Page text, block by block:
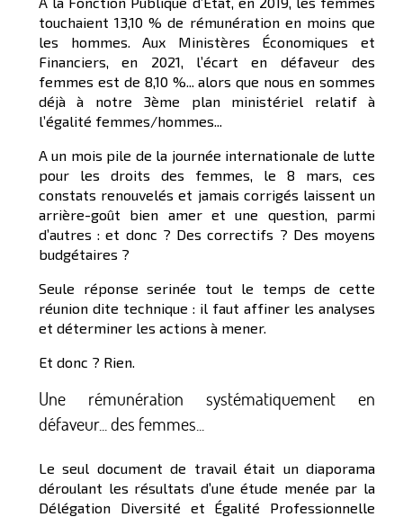
touchaient 13,10 % de rémunération en moins que
les hommes. Aux Ministères Économiques et
Financiers, en 2021, l’écart en défaveur des
femmes est de 8,10 %... alors que nous en sommes
déjà à notre 3ème plan ministériel relatif à
l’égalité femmes/hommes...
A un mois pile de la journée internationale de lutte
pour les droits des femmes, le 8 mars, ces
constats renouvelés et jamais corrigés laissent un
arrière-goût bien amer et une question, parmi
d’autres : et donc ? Des correctifs ? Des moyens
budgétaires ?
Seule réponse serinée tout le temps de cette
réunion dite technique : il faut affiner les analyses
et déterminer les actions à mener.
Et donc ? Rien.
Une rémunération systématiquement en
défaveur... des femmes...
Le seul document de travail était un diaporama
déroulant les résultats d’une étude menée par la
Délégation Diversité et Égalité Professionnelle